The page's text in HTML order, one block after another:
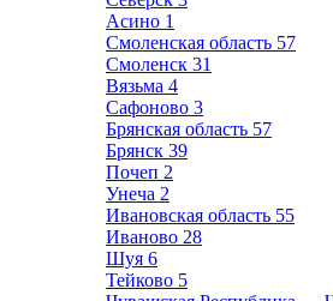
Асино 1
Смоленская область 57
Смоленск 31
Вязьма 4
Сафоново 3
Брянская область 57
Брянск 39
Почеп 2
Унеча 2
Ивановская область 55
Иваново 28
Шуя 6
Тейково 5